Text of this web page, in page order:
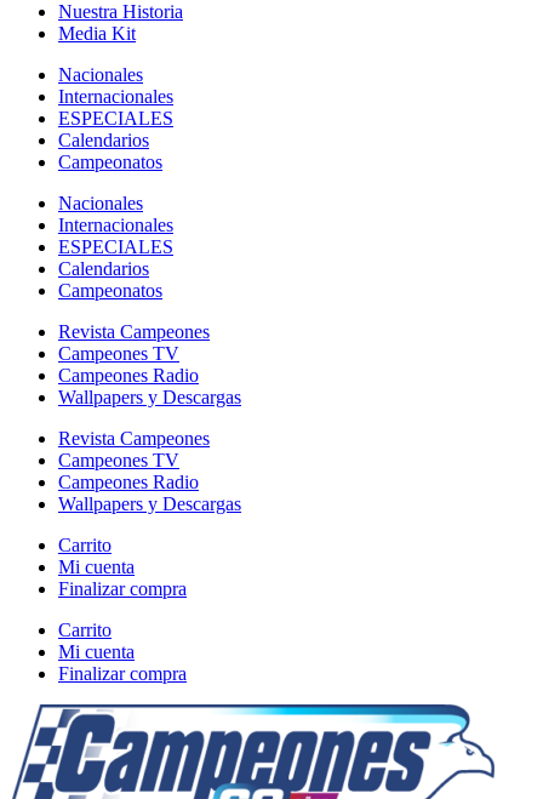
Nuestra Historia
Media Kit
Nacionales
Internacionales
ESPECIALES
Calendarios
Campeonatos
Nacionales
Internacionales
ESPECIALES
Calendarios
Campeonatos
Revista Campeones
Campeones TV
Campeones Radio
Wallpapers y Descargas
Revista Campeones
Campeones TV
Campeones Radio
Wallpapers y Descargas
Carrito
Mi cuenta
Finalizar compra
Carrito
Mi cuenta
Finalizar compra